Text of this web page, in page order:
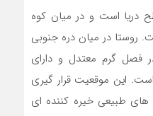
از سطح دریا است و در میان کوه
روستا در میان دره جنوبی
گرم معتدل و دارای
این موقعیت قرار گیری
طبیعی خیره کننده ای